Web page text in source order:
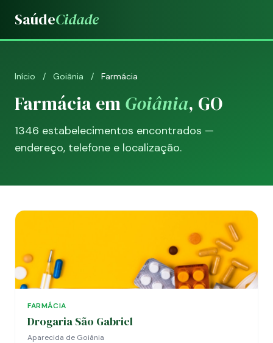
SaúdeCidade
Início / Goiânia / Farmácia
Farmácia emGoiânia, GO
1346 estabelecimentos encontrados —
endereço, telefone e localização.
FARMÁCIA
Drogaria São Gabriel
Aparecida de Goiânia